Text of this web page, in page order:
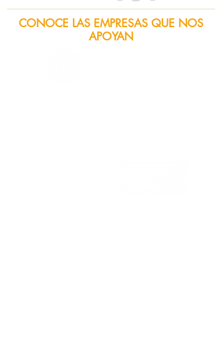
CONOCE LAS EMPRESAS QUE NOS
APOYAN